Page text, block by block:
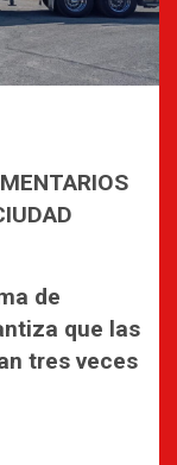
de
que las
tres veces